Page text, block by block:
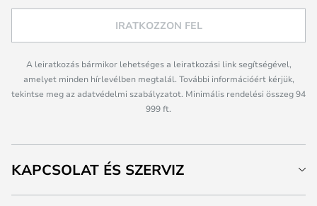
IRATKOZZON FEL
A leiratkozás bármikor lehetséges a leiratkozási link segítségével,
amelyet minden hírlevélben megtalál. További információért kérjük,
tekintse meg az adatvédelmi szabályzatot. Minimális rendelési összeg 94
999 ft.
KAPCSOLAT ÉS SZERVIZ